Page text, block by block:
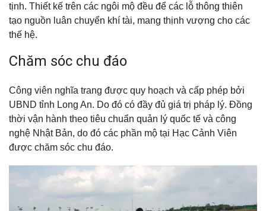
tịnh. Thiết kế trên các ngôi mộ đều để các lỗ thông thiên
tạo nguồn luân chuyển khí tài, mang thịnh vượng cho các
thế hệ.
Chăm sóc chu đáo
Công viên nghĩa trang được quy hoạch và cấp phép bởi
UBND tỉnh Long An. Do đó có đầy đủ giá trị pháp lý. Đồng
thời vận hành theo tiêu chuẩn quản lý quốc tế và công
nghệ Nhật Bản, do đó các phần mộ tại Hạc Cảnh Viên
được chăm sóc chu đáo.